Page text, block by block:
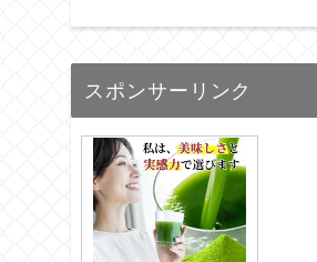
スポンサーリンク